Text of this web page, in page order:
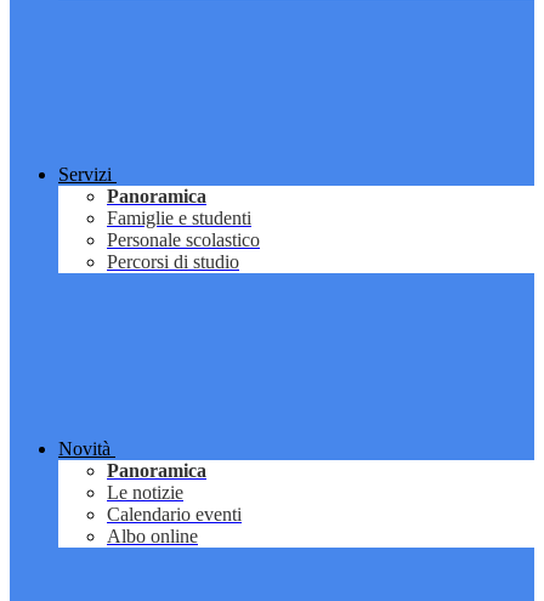
Servizi
Panoramica
Famiglie e studenti
Personale scolastico
Percorsi di studio
Novità
Panoramica
Le notizie
Calendario eventi
Albo online